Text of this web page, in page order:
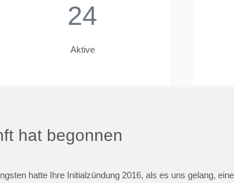
24
Aktive
hat begonnen
hatte Ihre Initialzündung 2016, als es uns gelang,